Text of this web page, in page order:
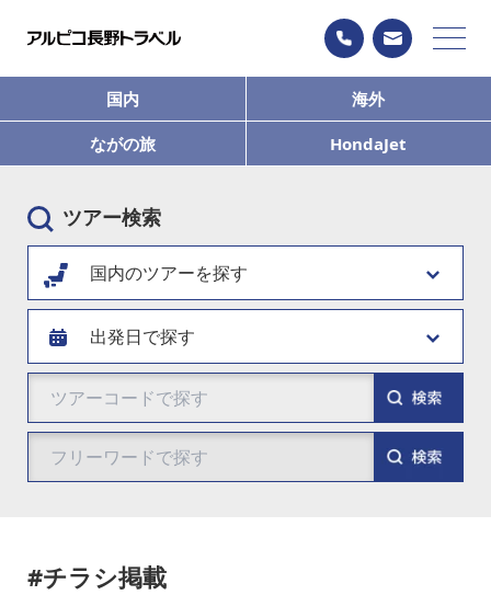
国内 海外
ながの旅 HondaJet
ツアー検索
国内のツアーを探す
#チラシ掲載